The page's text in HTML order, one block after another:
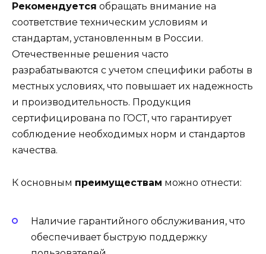
Рекомендуется обращать внимание на
соответствие техническим условиям и
стандартам, установленным в России.
Отечественные решения часто
разрабатываются с учетом специфики работы в
местных условиях, что повышает их надежность
и производительность. Продукция
сертифицирована по ГОСТ, что гарантирует
соблюдение необходимых норм и стандартов
качества.
К основным преимуществам можно отнести:
Наличие гарантийного обслуживания, что
обеспечивает быструю поддержку